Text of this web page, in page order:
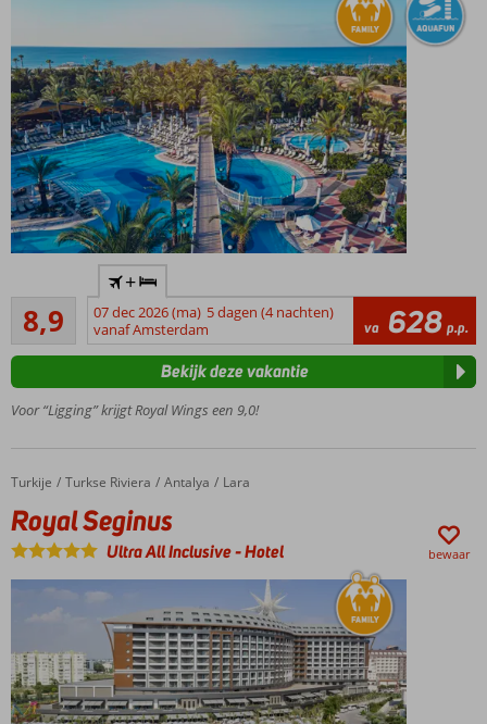
zwembaden
Ruime
en
moderne
kamers
Direct aan
privéstrand
Zwembad
met
Lunapark
kinderen
Diverse à-la-
8,9Aanrader
178
beoordelingen
+
07 dec 2026 (ma) 5 dagen (4 nachten)
vanaf Amsterdam
va 628 p.p.
Voor “Ligging” krijgt Royal Wings een 9,0!
Bekijk deze vakantie
Home
Turkije Turkse Riviera Antalya Lara
Royal Seginus
Royal Seginus
Ultra All Inclusive-Hotel bewaar